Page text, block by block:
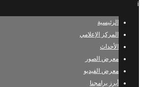
i
الرئيسية
المركز الإعلامي
الأحداث
معرض الصور
معرض الفيديو
أبرز برامجنا